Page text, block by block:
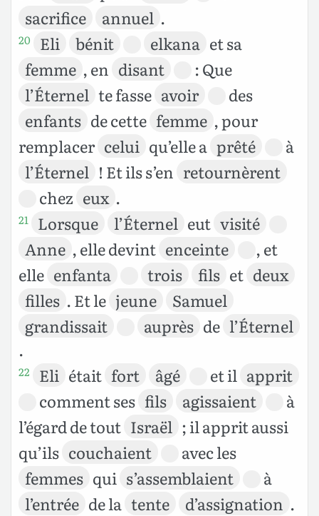
sacrifice
annuel .
20 Eli bénit elkana et sa
femme , en disant
: Que
l’Éternel te fasse avoir
des
enfants de cette femme , pour
remplacer celui qu’elle a prêté
à
l’Éternel ! Et ils s’en retournèrent
chez eux .
21 Lorsque l’Éternel eut visité
Anne , elle devint enceinte
, et
elle enfanta trois fils et deux
filles . Et le jeune
Samuel
grandissait
auprès de l’Éternel
.
22 Eli était fort âgé et il apprit
comment ses fils agissaient
à
l’égard de tout Israël ; il apprit aussi
qu’ils couchaient
avec les
femmes qui s’assemblaient
à
l’entrée de la tente d’assignation .